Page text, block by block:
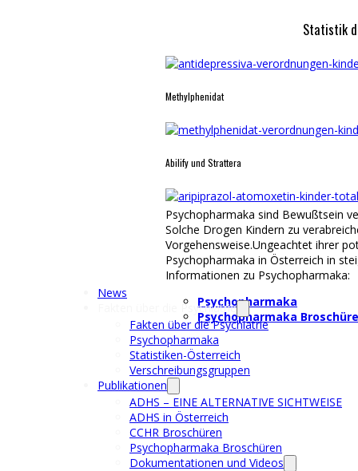
News
Fakten über die Psychiatrie
Fakten über die Psychiatrie
Psychopharmaka
Statistiken-Österreich
Verschreibungsgruppen
Publikationen
ADHS – EINE ALTERNATIVE SICHTWEISE
ADHS in Österreich
CCHR Broschüren
Psychopharmaka Broschüren
Dokumentationen und Videos
Statistik
Methylphenidat
Abilify und Strattera
Psychopharmaka sind Bewußtsein
Solche Drogen Kindern zu
Vorgehensweise.Ungeachtet ihrer
Psychopharmaka in Österreich in
Informationen zu Psychopharmaka:
Psychopharmaka
Psychopharmaka